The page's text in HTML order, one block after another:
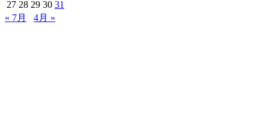
27 28 29 30 31
« 7月
4月 »